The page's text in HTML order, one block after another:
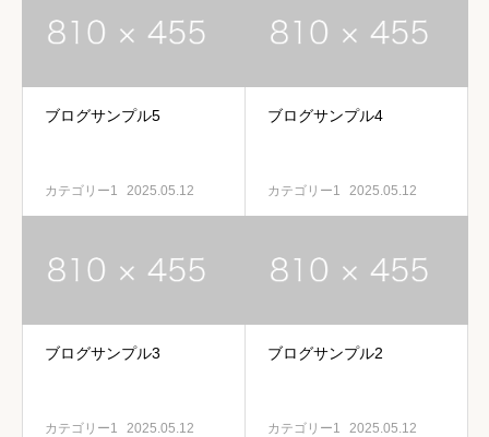
ブログサンプル5
カテゴリー1 2025.05.12
ブログサンプル4
カテゴリー1 2025.05.12
ブログサンプル3
カテゴリー1 2025.05.12
ブログサンプル2
カテゴリー1 2025.05.12